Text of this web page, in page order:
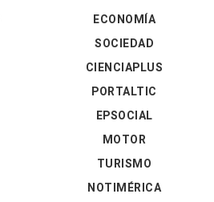
ECONOMÍA
SOCIEDAD
CIENCIAPLUS
PORTALTIC
EPSOCIAL
MOTOR
TURISMO
NOTIMÉRICA